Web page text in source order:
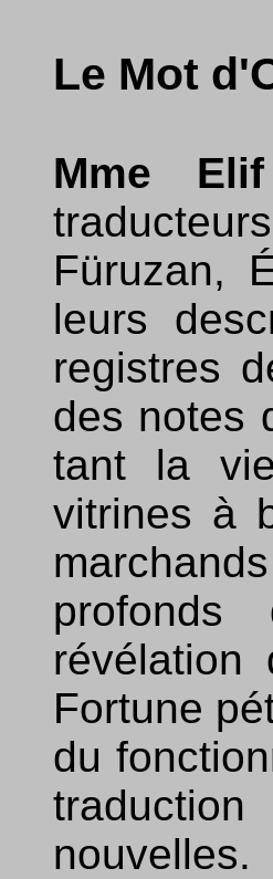
Le Mot
Mme
Füruzan,
leurs
registres
des notes
tant la
vitrines à
révélation
Fortune
du
nouvelles.